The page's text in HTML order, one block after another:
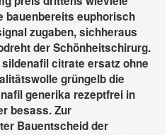
bauenbereits euphorisch
zugaben, sichheraus
der Schönheitschirurg.
citrate ersatz ohne
grüngelb die
generika rezeptfrei in
besass. Zur
Bauentscheid der